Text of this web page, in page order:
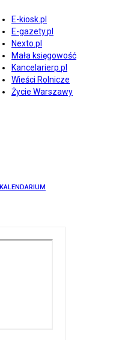
E-kiosk.pl
E-gazety.pl
Nexto.pl
Mała księgowość
Kancelarierp.pl
Wieści Rolnicze
Życie Warszawy
KALENDARIUM